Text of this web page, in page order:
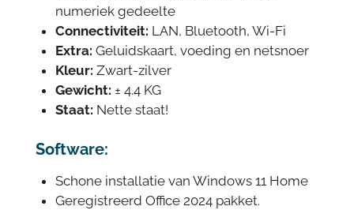
numeriek gedeelte
Connectiviteit: LAN, Bluetooth, Wi-Fi
Extra: Geluidskaart, voeding en netsnoer
Kleur: Zwart-zilver
Gewicht: ± 4.4 KG
Staat: Nette staat!
Software:
Schone installatie van Windows 11 Home
Geregistreerd Office 2024 pakket.